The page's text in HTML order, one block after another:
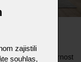
Upoutá pozornost
zajistili
souhlas,